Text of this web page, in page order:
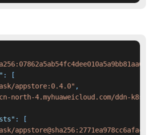
:
[
appstore:0.4.0" ,
north-4.myhuaweicloud.com/ddn-
:
[